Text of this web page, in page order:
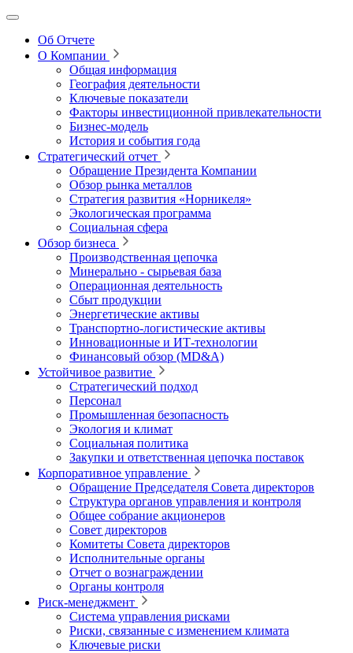
Об Отчете
О Компании
Общая информация
География деятельности
Ключевые показатели
Факторы инвестиционной привлекательности
Бизнес-модель
История и события года
Стратегический отчет
Обращение Президента Компании
Обзор рынка металлов
Стратегия развития «Норникеля»
Экологическая программа
Социальная сфера
Обзор бизнеса
Производственная цепочка
Минерально ‑ сырьевая база
Операционная деятельность
Сбыт продукции
Энергетические активы
Транспортно-логистические активы
Инновационные и ИТ‑технологии
Финансовый обзор (MD&A)
Устойчивое развитие
Стратегический подход
Персонал
Промышленная безопасность
Экология и климат
Социальная политика
Закупки и ответственная цепочка поставок
Корпоративное управление
Обращение Председателя Совета директоров
Структура органов управления и контроля
Общее собрание акционеров
Совет директоров
Комитеты Совета директоров
Исполнительные органы
Отчет о вознаграждении
Органы контроля
Риск-менеджмент
Система управления рисками
Риски, связанные с изменением климата
Ключевые риски